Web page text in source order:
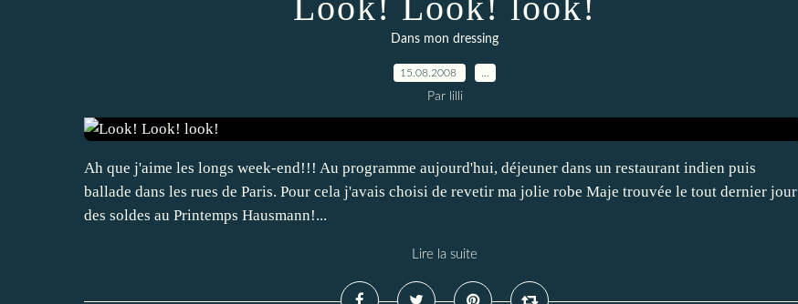
Dans mon dressing
15.08.2008
Par lilli
Ah que j'aime les longs week-end!!! Au programme aujourd'hui, déjeuner dans un restaurant indien puis
ballade dans les rues de Paris. Pour cela j'avais choisi de revetir ma jolie robe Maje trouvée le tout dernier jour
des soldes au Printemps Hausmann!...
Lire la suite